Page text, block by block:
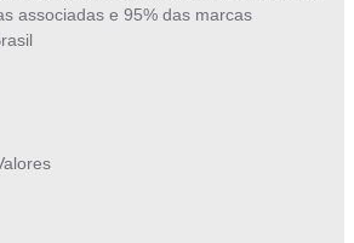
associadas e 95% das marcas